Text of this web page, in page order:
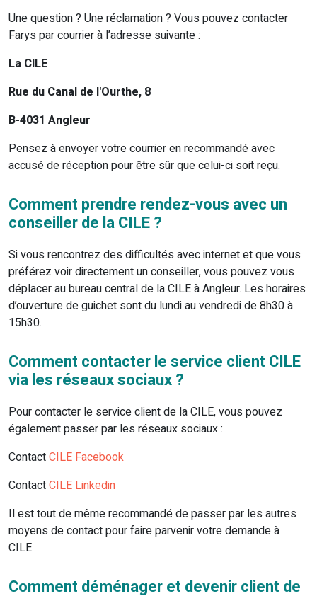
Une question ? Une réclamation ? Vous pouvez contacter
Farys par courrier à l’adresse suivante :
La CILE
Rue du Canal de l'Ourthe, 8
B-4031 Angleur
Pensez à envoyer votre courrier en recommandé avec
accusé de réception pour être sûr que celui-ci soit reçu.
Comment prendre rendez-vous avec un
conseiller de la CILE ?
Si vous rencontrez des difficultés avec internet et que vous
préférez voir directement un conseiller, vous pouvez vous
déplacer au bureau central de la CILE à Angleur. Les horaires
d’ouverture de guichet sont du lundi au vendredi de 8h30 à
15h30.
Comment contacter le service client CILE
via les réseaux sociaux ?
Pour contacter le service client de la CILE, vous pouvez
également passer par les réseaux sociaux :
ContactCILE Facebook
ContactCILE Linkedin
Il est tout de même recommandé de passer par les autres
moyens de contact pour faire parvenir votre demande à
CILE.
Comment déménager et devenir client de